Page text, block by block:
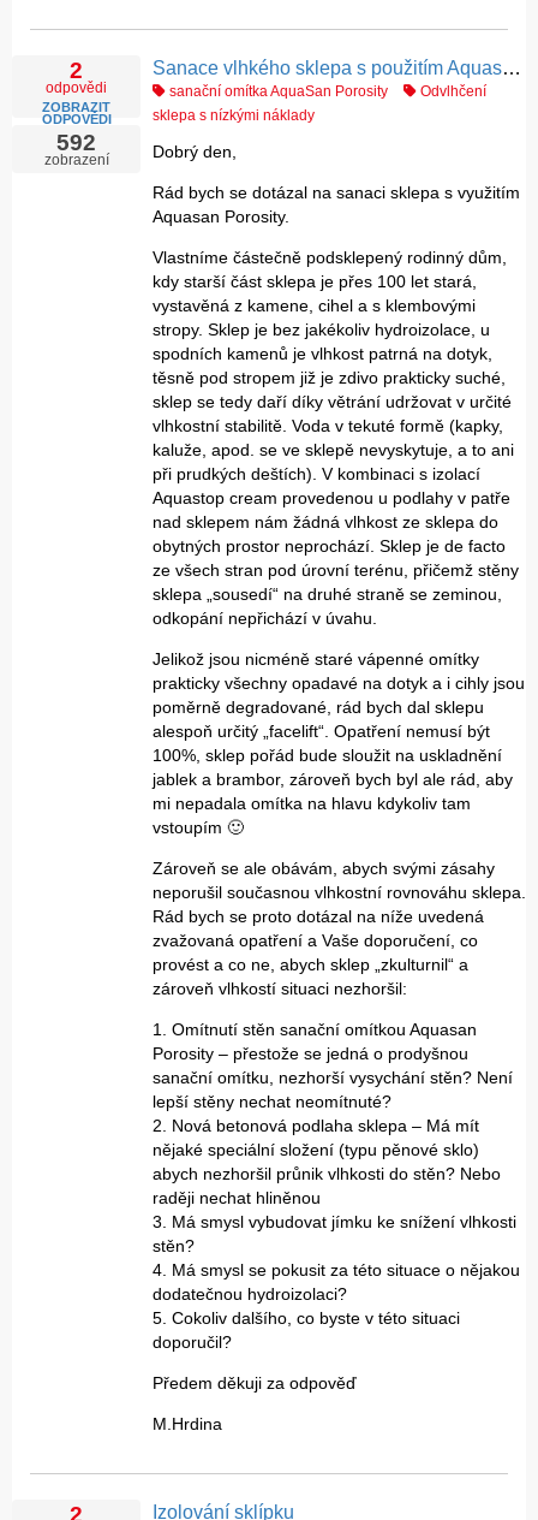
2
odpovědi
ZOBRAZIT
ODPOVĚDI
592
zobrazení
Sanace vlhkého sklepa s použitím Aquasan Porosity
sanační omítka AquaSan Porosity
Odvlhčení
sklepa s nízkými náklady
Dobrý den,
Rád bych se dotázal na sanaci sklepa s využitím
Aquasan Porosity.
Vlastníme částečně podsklepený rodinný dům,
kdy starší část sklepa je přes 100 let stará,
vystavěná z kamene, cihel a s klembovými
stropy. Sklep je bez jakékoliv hydroizolace, u
spodních kamenů je vlhkost patrná na dotyk,
těsně pod stropem již je zdivo prakticky suché,
sklep se tedy daří díky větrání udržovat v určité
vlhkostní stabilitě. Voda v tekuté formě (kapky,
kaluže, apod. se ve sklepě nevyskytuje, a to ani
při prudkých deštích). V kombinaci s izolací
Aquastop cream provedenou u podlahy v patře
nad sklepem nám žádná vlhkost ze sklepa do
obytných prostor neprochází. Sklep je de facto
ze všech stran pod úrovní terénu, přičemž stěny
sklepa „sousedí“ na druhé straně se zeminou,
odkopání nepřichází v úvahu.
Jelikož jsou nicméně staré vápenné omítky
prakticky všechny opadavé na dotyk a i cihly jsou
poměrně degradované, rád bych dal sklepu
alespoň určitý „facelift“. Opatření nemusí být
100%, sklep pořád bude sloužit na uskladnění
jablek a brambor, zároveň bych byl ale rád, aby
mi nepadala omítka na hlavu kdykoliv tam
vstoupím 🙂
Zároveň se ale obávám, abych svými zásahy
neporušil současnou vlhkostní rovnováhu sklepa.
Rád bych se proto dotázal na níže uvedená
zvažovaná opatření a Vaše doporučení, co
provést a co ne, abych sklep „zkulturnil“ a
zároveň vlhkostí situaci nezhoršil:
1. Omítnutí stěn sanační omítkou Aquasan
Porosity – přestože se jedná o prodyšnou
sanační omítku, nezhorší vysychání stěn? Není
lepší stěny nechat neomítnuté?
2. Nová betonová podlaha sklepa – Má mít
nějaké speciální složení (typu pěnové sklo)
abych nezhoršil průnik vlhkosti do stěn? Nebo
raději nechat hliněnou
3. Má smysl vybudovat jímku ke snížení vlhkosti
stěn?
4. Má smysl se pokusit za této situace o nějakou
dodatečnou hydroizolaci?
5. Cokoliv dalšího, co byste v této situaci
doporučil?
Předem děkuji za odpověď
M.Hrdina
2 Izolování sklípku